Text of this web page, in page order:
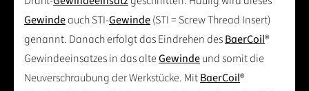
Gewindeauch STI-Gewinde(STI = Screw Thread Insert)
genannt. Danach erfolgt das Eindrehen desBaerCoil®
Gewindeeinsatzes in das alteGewindeund somit die
Neuverschraubung der Werkstücke. MitBaerCoil®